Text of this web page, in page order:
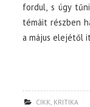
fordul, s úgy
témáit részben
a május
CIKK KRITIKA